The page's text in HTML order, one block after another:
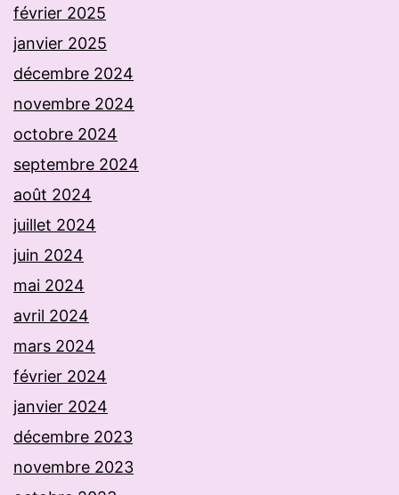
février 2025
janvier 2025
décembre 2024
novembre 2024
octobre 2024
septembre 2024
août 2024
juillet 2024
juin 2024
mai 2024
avril 2024
mars 2024
février 2024
janvier 2024
décembre 2023
novembre 2023